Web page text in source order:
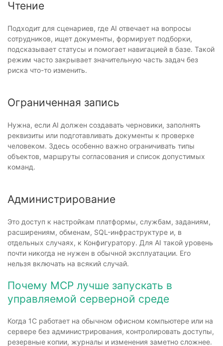
Чтение
Подходит для сценариев, где AI отвечает на вопросы
сотрудников, ищет документы, формирует подборки,
подсказывает статусы и помогает навигацией в базе. Такой
режим часто закрывает значительную часть задач без
риска что-то изменить.
Ограниченная запись
Нужна, если AI должен создавать черновики, заполнять
реквизиты или подготавливать документы к проверке
человеком. Здесь особенно важно ограничивать типы
объектов, маршруты согласования и список допустимых
команд.
Администрирование
Это доступ к настройкам платформы, службам, заданиям,
расширениям, обменам, SQL-инфраструктуре и, в
отдельных случаях, к Конфигуратору. Для AI такой уровень
почти никогда не нужен в обычной эксплуатации. Его
нельзя включать на всякий случай.
Почему MCP лучше запускать в
управляемой серверной среде
Когда 1С работает на обычном офисном компьютере или на
сервере без администрирования, контролировать доступы,
резервные копии, журналы и изменения заметно сложнее.